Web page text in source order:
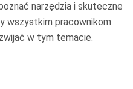
narzędzia i skuteczne
wszystkim pracownikom
w tym temacie.